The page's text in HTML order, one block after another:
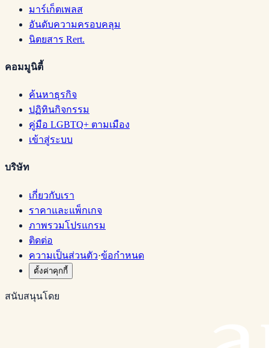
มาร์เก็ตเพลส
อันดับความครอบคลุม
นิตยสาร Rert.
คอมมูนิตี้
ค้นหาธุรกิจ
ปฏิทินกิจกรรม
คู่มือ LGBTQ+ ตามเมือง
เข้าสู่ระบบ
บริษัท
เกี่ยวกับเรา
ราคาและแพ็กเกจ
ภาพรวมโปรแกรม
ติดต่อ
ความเป็นส่วนตัว·ข้อกำหนด
ตั้งค่าคุกกี้
สนับสนุนโดย